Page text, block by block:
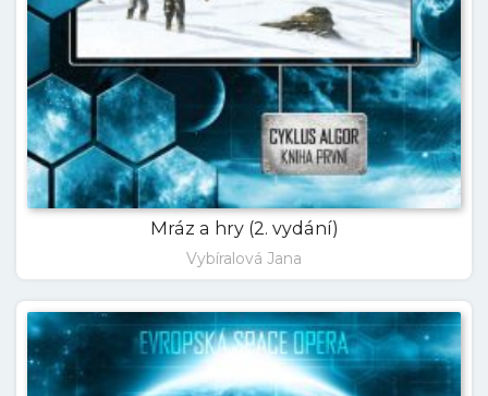
Mráz a hry (2. vydání)
Vybíralová Jana